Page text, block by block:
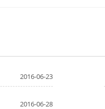
2016-06-23
2016-06-28